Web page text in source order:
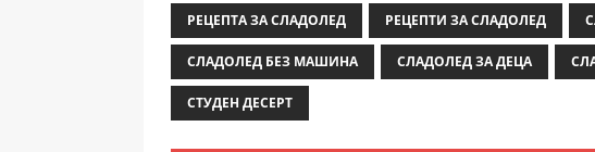
РЕЦЕПТА ЗА СЛАДОЛЕД РЕЦЕПТИ ЗА СЛАДОЛЕД
СЛАДОЛЕД БЕЗ МАШИНА СЛАДОЛЕД ЗА ДЕЦА
СТУДЕН ДЕСЕРТ